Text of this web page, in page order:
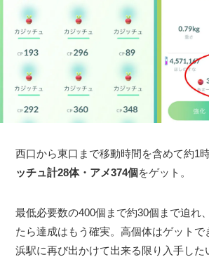
西口から東口まで移動時間を含めて約1
ッチュ計28体・アメ374個をゲット。
最低必要数の400個まで約30個まで迫れ
たら達成はもう確実。高個体はゲットで
浜駅に再び出かけて出来る限り入手した